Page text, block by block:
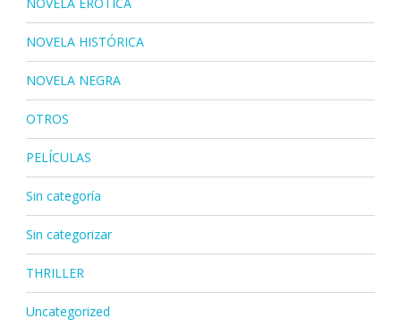
NOVELA HISTÓRICA
NOVELA NEGRA
OTROS
PELÍCULAS
Sin categoría
Sin categorizar
THRILLER
Uncategorized